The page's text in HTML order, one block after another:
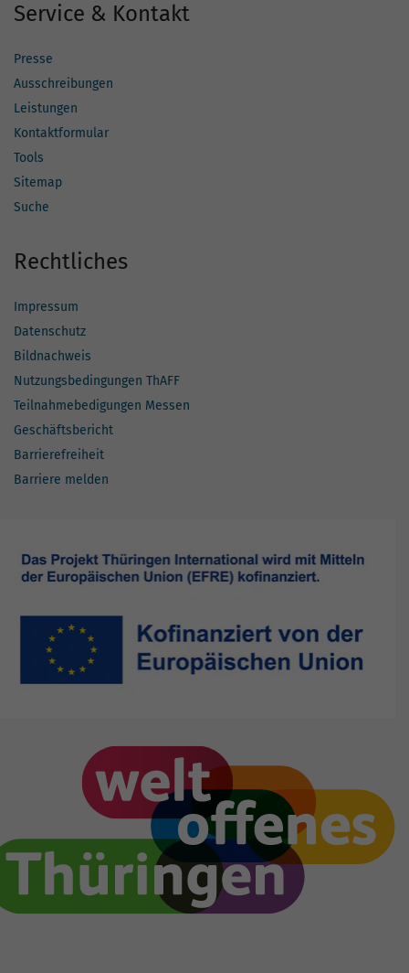
Service & Kontakt
Presse
Ausschreibungen
Leistungen
Kontaktformular
Tools
Sitemap
Suche
Rechtliches
Impressum
Datenschutz
Bildnachweis
Nutzungsbedingungen ThAFF
Teilnahmebedigungen Messen
Geschäftsbericht
Barrierefreiheit
Barriere melden